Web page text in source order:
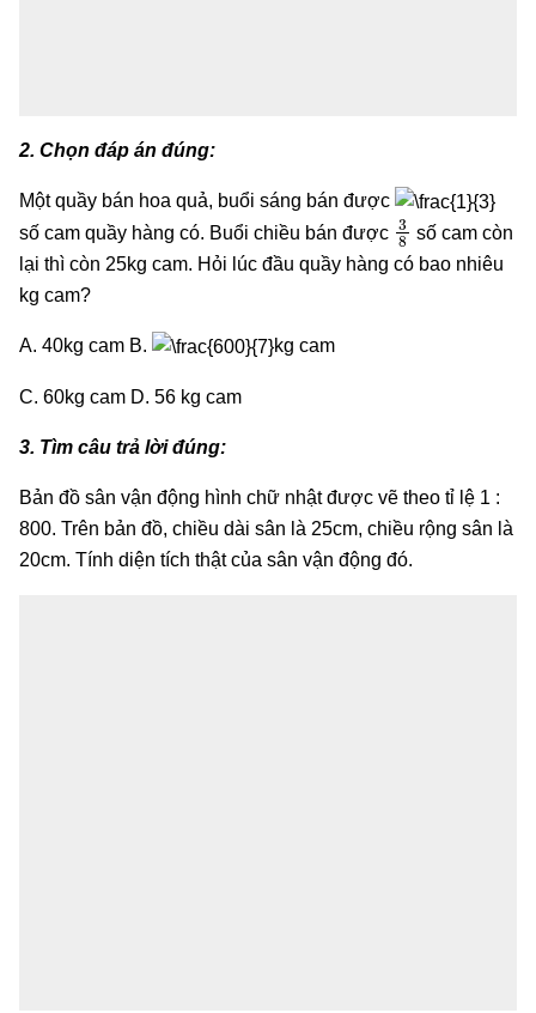
2. Chọn đáp án đúng:
Một quầy bán hoa quả, buổi sáng bán được
số cam quầy hàng có. Buổi chiều bán được
3
số cam còn
lại thì còn 25kg cam. Hỏi lúc đầu quầy hàng có bao nhiêu
kg cam?
A. 40kg cam B. kg cam
C. 60kg cam D. 56 kg cam
3. Tìm câu trả lời đúng:
Bản đồ sân vận động hình chữ nhật được vẽ theo tỉ lệ 1 :
800. Trên bản đồ, chiều dài sân là 25cm, chiều rộng sân là
20cm. Tính diện tích thật của sân vận động đó.